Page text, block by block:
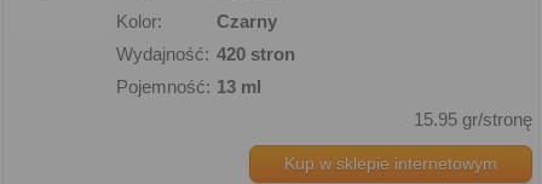
Kolor:
Czarny
Wydajność: 420 stron
Pojemność: 13 ml
15.95 gr/stronę
Kup w sklepie internetowym